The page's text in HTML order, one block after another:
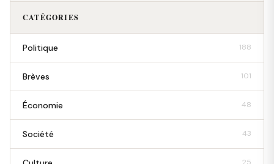
CATÉGORIES
Politique 188
Brèves 101
Économie 48
Société 43